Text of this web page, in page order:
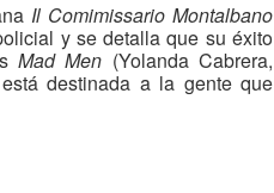
Il Comimissario Montalbano
y se detalla que su éxito
Mad Men (Yolanda Cabrera,
destinada a la gente que